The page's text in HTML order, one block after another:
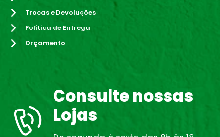
Trocas e Devoluções
Política de Entrega
Orçamento
Consulte nossas
Lojas